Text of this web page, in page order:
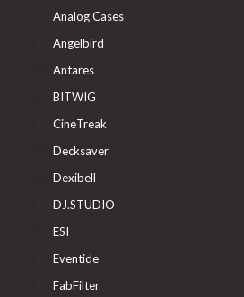
Analog Cases
Angelbird
Antares
BITWIG
CineTreak
Decksaver
Dexibell
DJ.STUDIO
ESI
Eventide
FabFilter